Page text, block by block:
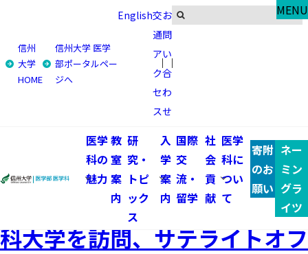
信州大学代表団が中国・河北医科大学を訪問、サテライトオフ
ィス開所式とセミナーを実施しました | トピックス | 信州大学
信州大学代表団が中国・河北医科大学を訪
問、サテライトオフィス開所式とセミナーを実施しました | ト
ピックス | 信州大学医学部 医学科">
信州
大学
HOME
信州大学 医学
部ポータルペー
ジへ
English交
通
ア
ク
セ
ス
お
問
い
合
わ
せ
医学
科の
魅力
教
室
案
内
研
究・
トピ
ック
ス
入
学
案
内
国際
交
流・
留学
社
会
貢
献
医学
科に
つい
て
寄附
のお
願い
ネー
ミン
グラ
イツ
Global
トピックス
トピックス
信州大学代表団が中国・河北医科大学を訪問、サテライ
トオフィス開所式とセミナーを実施しました
信州大学代表団が中国・河北医
科大学を訪問、サテライトオフ
MENU